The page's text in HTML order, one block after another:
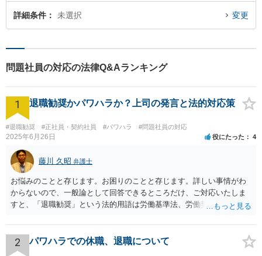
詳細条件 未選択 変更
問題社員の対応の法律Q&Aランキング
1 退職勧奨かパワハラか？上司の発言と法的対応策
#退職勧奨 #正社員・契約社員 #パワハラ #問題社員の対応
2025年6月26日 役にたった 4
藤川 久昭 弁護士
お悩みのことと存じます。お困りのことと存じます。詳しい事情がわ
からないので、一般論として回答できるところだけ、ご対応いたしま
すと、「退職勧奨」という法的用語は労働基準法、労働契約法上は存
職を求めただけではなく、本人が退職を明確に拒否しているにもかか
わらず、その後でも執拗に退職を強く求めることです。 職場のパワー
ハラスメントとは、同じ職場で働く者に対し、職務上の地位や人間関
2 パワハラでの休職、退職について